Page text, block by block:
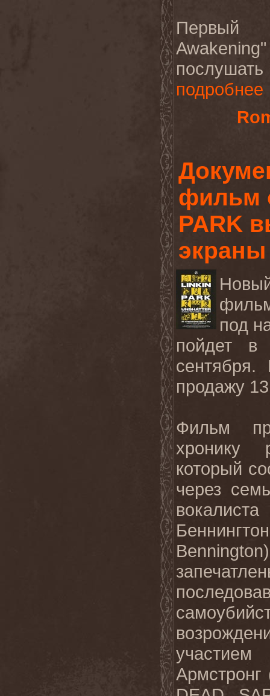
подробнее
фильм
PARK
экраны
под
пойдет в
сентября.
продажу
Фильм
хронику
который
через
участием
Армстронг